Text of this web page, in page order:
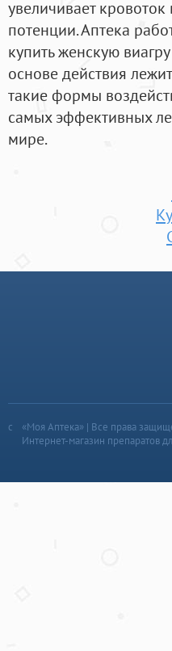
увеличивает
потенции. Аптека
купить женскую
основе действия
такие формы
самых эффективных
мире.
«Моя Аптека» | Все права
Интернет-магазин препаратов